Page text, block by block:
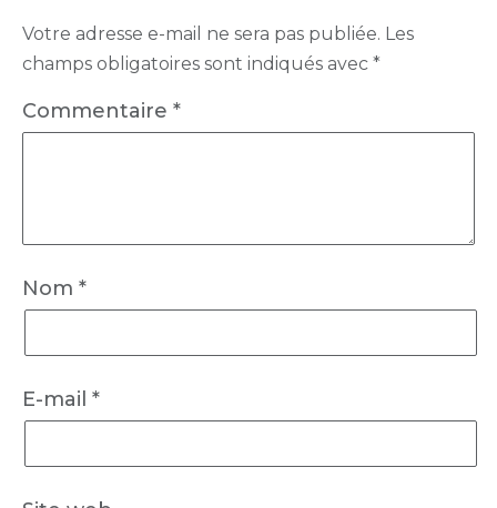
Votre adresse e-mail ne sera pas publiée. Les
champs obligatoires sont indiqués avec *
Commentaire *
Nom *
E-mail *